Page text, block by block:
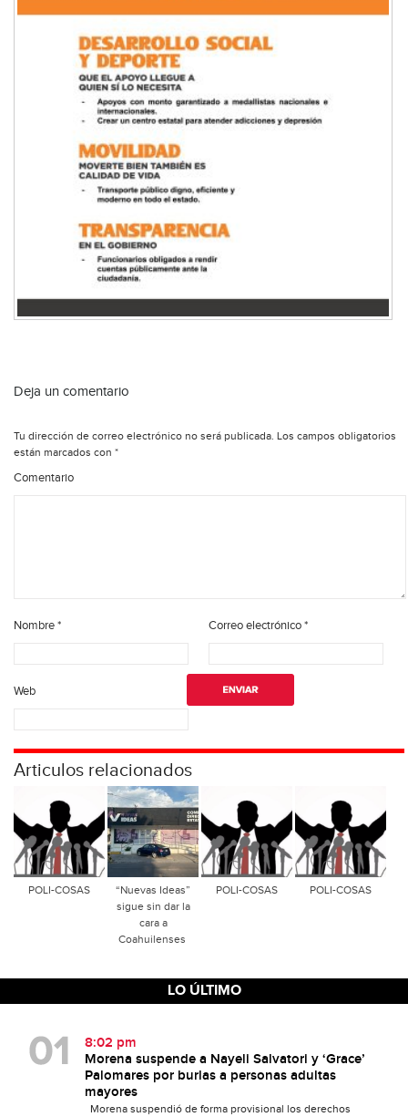
Deja un comentario
Tu dirección de correo electrónico no será publicada. Los campos obligatorios
están marcados con *
Comentario
Nombre* Correo electrónico*
Web
Articulos relacionados
POLI-COSAS
“Nuevas Ideas”
sigue sin dar la
cara a
Coahuilenses
POLI-COSAS POLI-COSAS
LO ÚLTIMO
8:02 pm
Morena suspende a Nayeli Salvatori y ‘Grace’
Palomares por burlas a personas adultas
mayores
Morena suspendió de forma provisional los derechos